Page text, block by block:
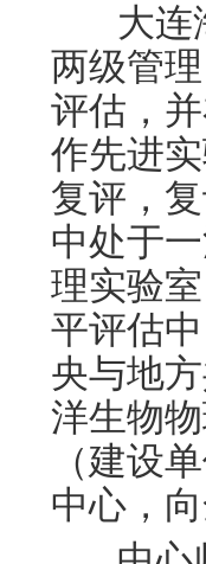
大连
两级管
评估，
作先进
复评，
中处于
理实验
平评估
央与地
洋生物
（建设
中心，